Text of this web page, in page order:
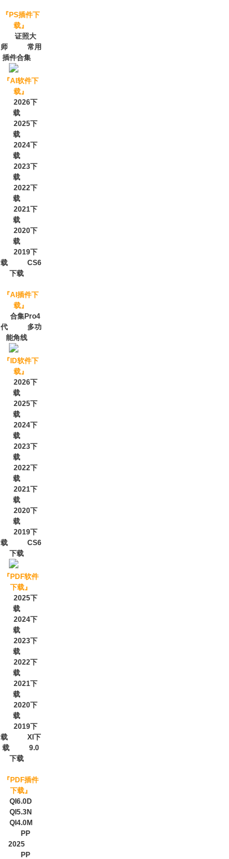
『PS插件下
载』
证照大
师
常用
插件合集
『AI软件下
载』
2026下
载
2025下
载
2024下
载
2023下
载
2022下
载
2021下
载
2020下
载
2019下
载
CS6
下载
『AI插件下
载』
合集Pro4
代
多功
能角线
『 ID软件下
载』
2026下
载
2025下
载
2024下
载
2023下
载
2022下
载
2021下
载
2020下
载
2019下
载
CS6
下载
『PDF软件
下载』
2025下
载
2024下
载
2023下
载
2022下
载
2021下
载
2020下
载
2019下
载
XI下
载
9.0
下载
『PDF插件
下载』
QI6.0D
QI5.3N
QI4.0M
PP
2025
PP